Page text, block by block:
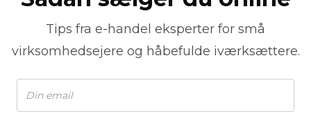
Tips fra e-handel eksperter for små
virksomhedsejere og håbefulde iværksættere.